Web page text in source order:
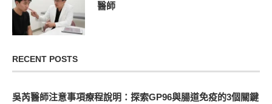
醫師
RECENT POSTS
吳芮醫師注意事項療程說明：探索GP96與腸道免疫的3個關鍵